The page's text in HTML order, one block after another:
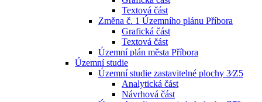
Textová část
Změna č. 1 Územního plánu Příbora
Grafická část
Textová část
Územní plán města Příbora
Územní studie
Územní studie zastavitelné plochy 3⁄Z5
Analytická část
Návrhová část